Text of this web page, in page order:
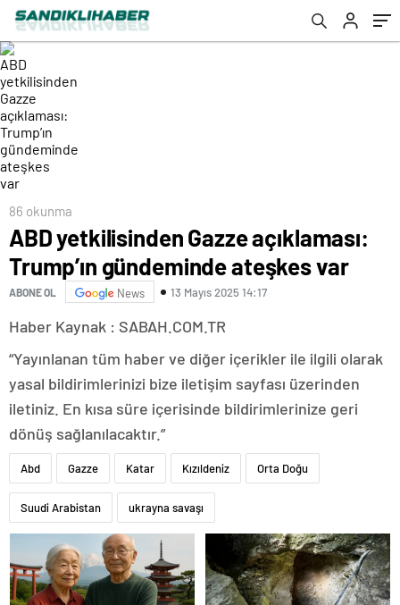
86 okunma
ABD yetkilisinden Gazze açıklaması:
Trump’ın gündeminde ateşkes var
ABONE OL News 13 Mayıs 2025 14:17
Haber Kaynak : SABAH.COM.TR
“Yayınlanan tüm haber ve diğer içerikler ile ilgili olarak
yasal bildirimlerinizi bize iletişim sayfası üzerinden
iletiniz. En kısa süre içerisinde bildirimlerinize geri
dönüş sağlanılacaktır.”
Abd Gazze Katar Kızıldeniz Orta Doğu
Suudi Arabistan ukrayna savaşı